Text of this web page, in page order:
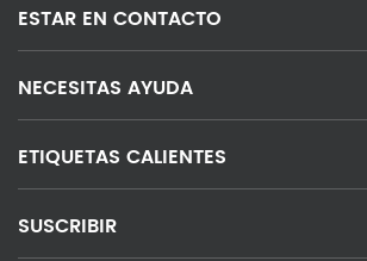
ESTAR EN CONTACTO
NECESITAS AYUDA
ETIQUETAS CALIENTES
SUSCRIBIR